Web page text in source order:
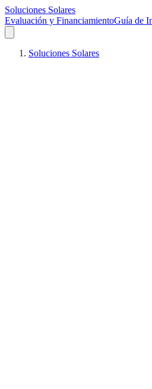
Soluciones Solares
Evaluación y FinanciamientoGuía de
Soluciones Solares